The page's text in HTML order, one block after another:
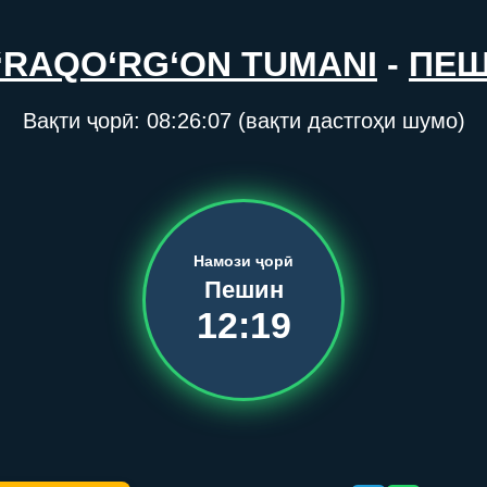
TUMANI -
Вақти ҷорӣ: 08:26:07(вақти дастгоҳи шумо)
Намози ҷорӣ
Пешин
12:19